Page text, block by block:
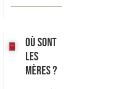
Où sont
les
mères ?